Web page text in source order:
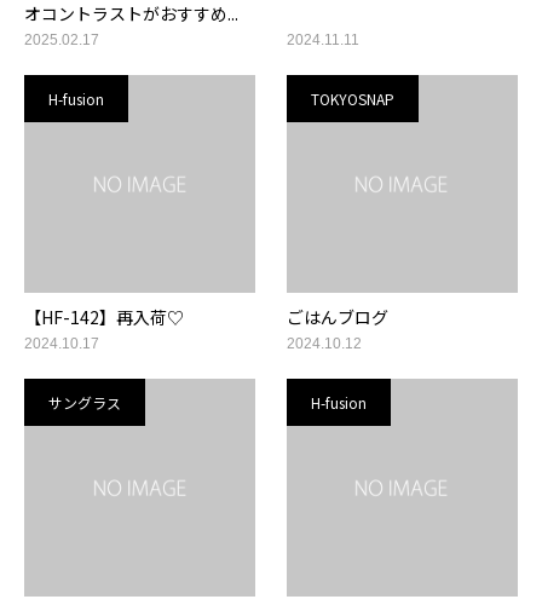
オコントラストがおすすめ...
2025.02.17 2024.11.11
H-fusion
【HF-142】再入荷♡
2024.10.17
TOKYOSNAP
ごはんブログ
2024.10.12
サングラス H-fusion